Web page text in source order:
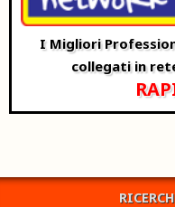
I Migliori
collegati in